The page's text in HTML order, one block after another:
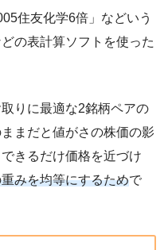
住友化学6倍」などいう
の表計算ソフトを使った
りに最適な2銘柄ペアの
まだと値がさの株価の影
きるだけ価格を近づけ
みを均等にするためで